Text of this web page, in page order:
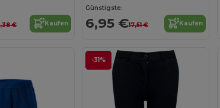
€ Kaufen
Günstigste:
6,95 €17,51 € Kaufen
-31%